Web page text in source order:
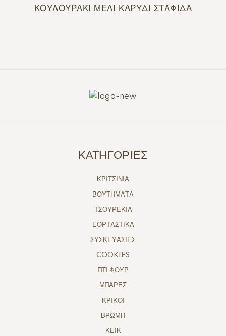
ΚΟΥΛΟΥΡΑΚΙ ΜΕΛΙ ΚΑΡΥΔΙ ΣΤΑΦΙΔΑ
ΚΑΤΗΓΟΡΙΕΣ
ΚΡΙΤΣΙΝΙΑ
ΒΟΥΤΗΜΑΤΑ
ΤΣΟΥΡΕΚΙΑ
ΕΟΡΤΑΣΤΙΚΑ
ΣΥΣΚΕΥΑΣΙΕΣ
COOKIES
ΠΤΙ ΦΟΥΡ
ΜΠΑΡΕΣ
ΚΡΙΚΟΙ
ΒΡΩΜΗ
ΚΕΙΚ